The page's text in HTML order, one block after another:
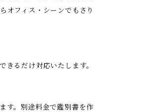
オフィス・シーンでもさり
るだけ対応いたします。
す。別途料金で鑑別書を作